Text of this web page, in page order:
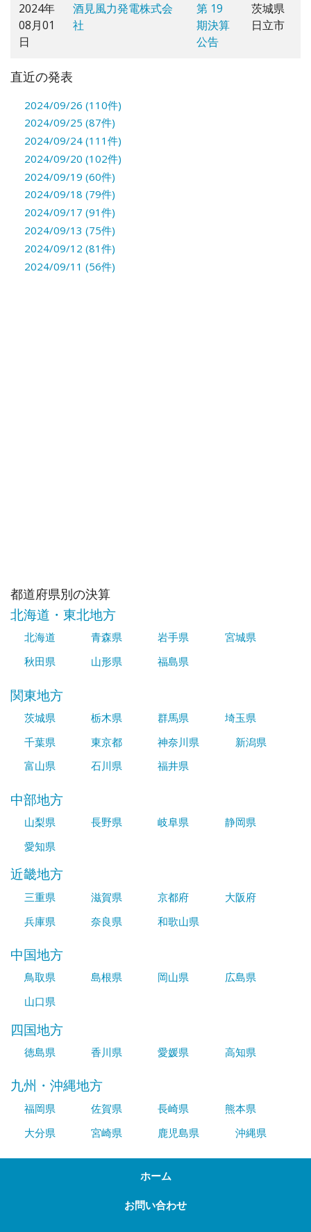
2024年
08月01
日
酒見風力発電株式会
社
第 19
期決算
公告
茨城県
日立市
直近の発表
2024/09/26 (110件)
2024/09/25 (87件)
2024/09/24 (111件)
2024/09/20 (102件)
2024/09/19 (60件)
2024/09/18 (79件)
2024/09/17 (91件)
2024/09/13 (75件)
2024/09/12 (81件)
2024/09/11 (56件)
都道府県別の決算
北海道・東北地方
北海道 青森県 岩手県
宮城県
秋田県
山形県 福島県
関東地方
茨城県 栃木県 群馬県
埼玉県
千葉県
東京都 神奈川県
新潟県
富山県
石川県 福井県
中部地方
山梨県 長野県 岐阜県
静岡県
愛知県
近畿地方
三重県 滋賀県 京都府
大阪府
兵庫県
奈良県 和歌山県
中国地方
鳥取県 島根県 岡山県
広島県
山口県
四国地方
徳島県 香川県 愛媛県 高知県
九州・沖縄地方
福岡県 佐賀県 長崎県
熊本県
大分県
宮崎県 鹿児島県 沖縄県
ホーム
お問い合わせ